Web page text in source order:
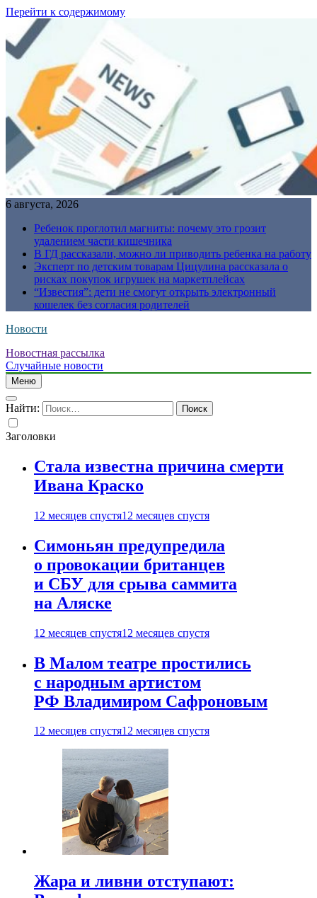
Перейти к содержимому
6 августа, 2026
Ребенок проглотил магниты: почему это грозит
удалением части кишечника
В ГД рассказали, можно ли приводить ребенка на работу
Эксперт по детским товарам Цицулина рассказала о
рисках покупок игрушек на маркетплейсах
“Известия”: дети не смогут открыть электронный
кошелек без согласия родителей
Новости
Новостная рассылка
Случайные новости
Меню
Найти:
Заголовки
Стала известна причина смерти
Ивана Краско
12 месяцев спустя12 месяцев спустя
Симоньян предупредила
о провокации британцев
и СБУ для срыва саммита
на Аляске
12 месяцев спустя12 месяцев спустя
В Малом театре простились
с народным артистом
РФ Владимиром Сафроновым
12 месяцев спустя12 месяцев спустя
Жара и ливни отступают: